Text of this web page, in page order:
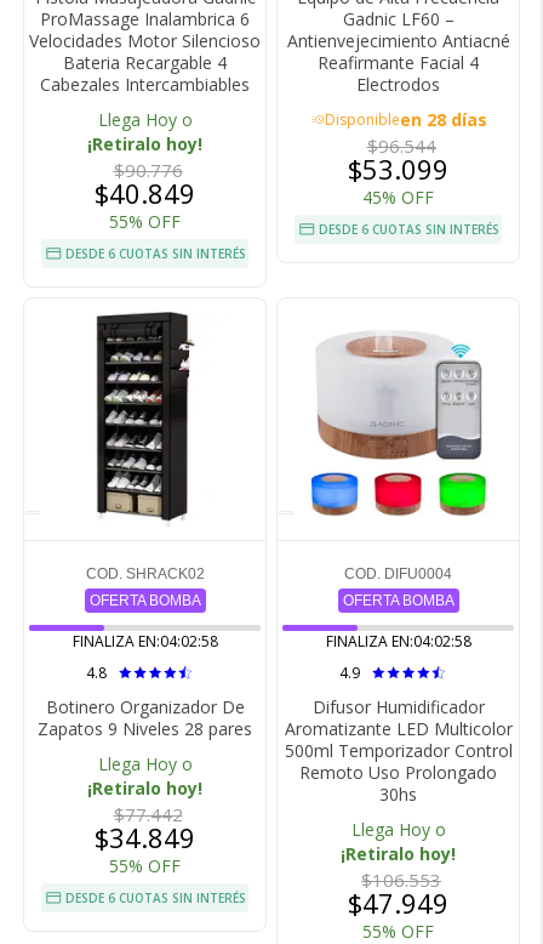
ProMassage Inalambrica 6
Velocidades Motor Silencioso
Bateria Recargable 4
Cabezales Intercambiables
Llega Hoy o
¡Retiralo hoy!
$90.776
$40.849
55% OFF
DESDE 6 CUOTAS SIN INTERÉS
Gadnic LF60 –
Antienvejecimiento Antiacné
Reafirmante Facial 4
Electrodos
acuteDisponibleen 28 días
$96.544
$53.099
45% OFF
DESDE 6 CUOTAS SIN INTERÉS
COD. SHRACK02
OFERTA BOMBA
FINALIZA EN:04:02:57
4.8
Botinero Organizador De
Zapatos 9 Niveles 28 pares
Llega Hoy o
¡Retiralo hoy!
$77.442
$34.849
55% OFF
DESDE 6 CUOTAS SIN INTERÉS
COD. DIFU0004
OFERTA BOMBA
FINALIZA EN:04:02:57
4.9
Difusor Humidificador
Aromatizante LED Multicolor
500ml Temporizador Control
Remoto Uso Prolongado
30hs
Llega Hoy o
¡Retiralo hoy!
$106.553
$47.949
55% OFF